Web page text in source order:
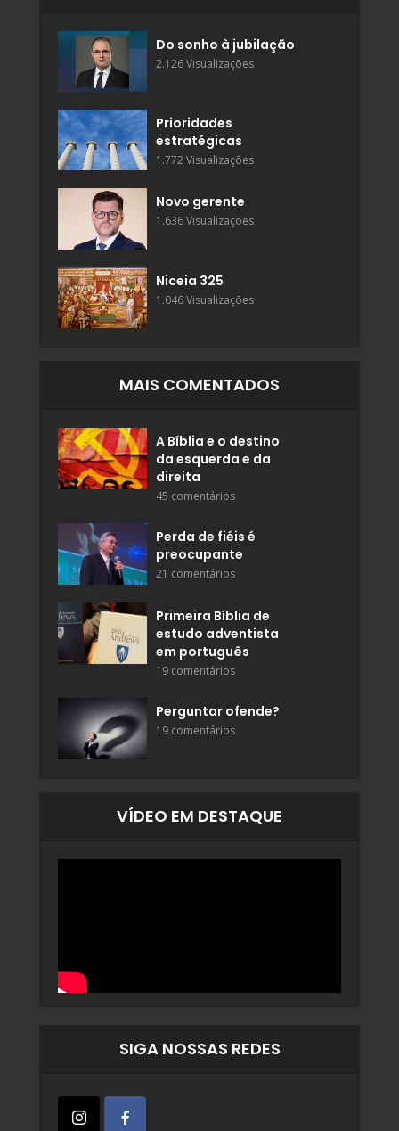
Do sonho à jubilação
2.126 Visualizações
Prioridades
estratégicas
1.772 Visualizações
Novo gerente
1.636 Visualizações
Niceia 325
1.046 Visualizações
MAIS COMENTADOS
A Bíblia e o destino
da esquerda e da
direita
45 comentários
Perda de fiéis é
preocupante
21 comentários
Primeira Bíblia de
estudo adventista
em português
19 comentários
Perguntar ofende?
19 comentários
VÍDEO EM DESTAQUE
SIGA NOSSAS REDES